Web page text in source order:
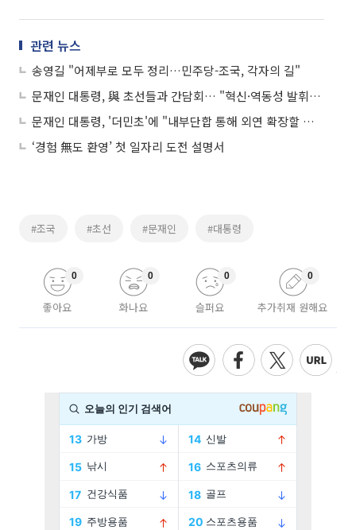
관련 뉴스
송영길 "어제부로 모두 정리…민주당-조국, 각자의 길"
문재인 대통령, 與 초선들과 간담회… "혁신·역동성 발휘해달라"
문재인 대통령, '더민초'에 "내부단합 통해 외연 확장할 때 지지 만들어져"
‘경험 無도 환영’ 첫 일자리 도전 설명서
#조국 #초선 #문재인 #대통령
좋아요
0
화나요
0
슬퍼요
0
추가취재 원해요
0